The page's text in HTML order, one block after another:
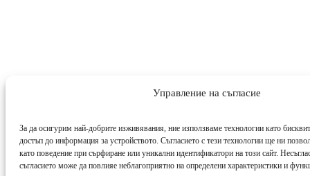
Управление на съгласие
За да осигурим най-добрите изживявания, ние използваме технологии като
достъп до информация за устройството. Съгласието с тези технологии ще ни
като поведение при сърфиране или уникални идентификатори на този сайт.
съгласието може да повлияе неблагоприятно на определени характеристики и